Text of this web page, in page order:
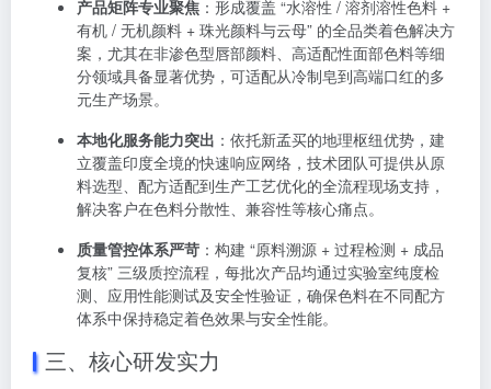
产品矩阵专业聚焦 ：形成覆盖 “水溶性 / 溶剂溶性色料 +
有机 / 无机颜料 + 珠光颜料与云母” 的全品类着色解决方
案，尤其在非渗色型唇部颜料、高适配性面部色料等细
分领域具备显著优势，可适配从冷制皂到高端口红的多
元生产场景。
本地化服务能力突出 ：依托新孟买的地理枢纽优势，建
立覆盖印度全境的快速响应网络，技术团队可提供从原
料选型、配方适配到生产工艺优化的全流程现场支持，
解决客户在色料分散性、兼容性等核心痛点。
质量管控体系严苛 ：构建 “原料溯源 + 过程检测 + 成品
复核” 三级质控流程，每批次产品均通过实验室纯度检
测、应用性能测试及安全性验证，确保色料在不同配方
体系中保持稳定着色效果与安全性能。
三、核心研发实力